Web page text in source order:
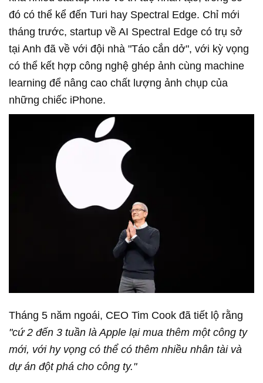
đó có thể kể đến Turi hay Spectral Edge. Chỉ mới
tháng trước, startup về AI Spectral Edge có trụ sở
tại Anh đã về với đội nhà "Táo cắn dở", với kỳ vọng
có thể kết hợp công nghệ ghép ảnh cùng machine
learning để nâng cao chất lượng ảnh chụp của
những chiếc iPhone.
Tháng 5 năm ngoái, CEO Tim Cook đã tiết lộ rằng
"cứ 2 đến 3 tuần là Apple lại mua thêm một công ty
mới, với hy vọng có thể có thêm nhiều nhân tài và
dự án đột phá cho công ty."